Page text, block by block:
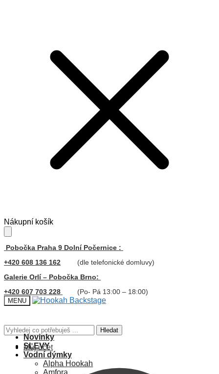
Skip
to
navigation
Skip
to
content
Nákupní košík
Pobočka Praha 9 Dolní Počernice :
+420 608 136 162
(dle telefonické domluvy)
Galerie Orlí – Pobočka Brno:
+420 607 703 228
(Po- Pá 13:00 – 18:00)
MENU
Hledat: Hledat
Můj účet
Novinky
SLEVY
Vodní dýmky
Alpha Hookah
Amfora